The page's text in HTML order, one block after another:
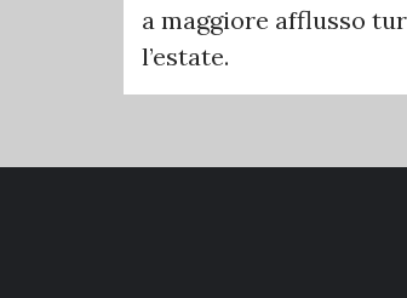
a maggiore afflusso
l’estate.